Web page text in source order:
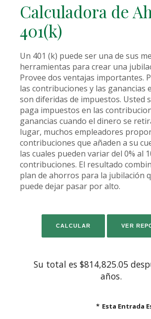
Calculadora de
401(k)
Un 401 (k) puede ser una de sus
herramientas para crear una
Provee dos ventajas importantes.
las contribuciones y las ganancias
son diferidas de impuestos. Usted
paga impuestos en las
ganancias cuando el dinero se
lugar, muchos empleadores
contribuciones que añaden a su
las cuales pueden variar del 0% al
contribuciones. El resultado
plan de ahorros para la jubilación
puede dejar pasar por alto.
Su total es $814,825.05
años.
* Esta Entrada